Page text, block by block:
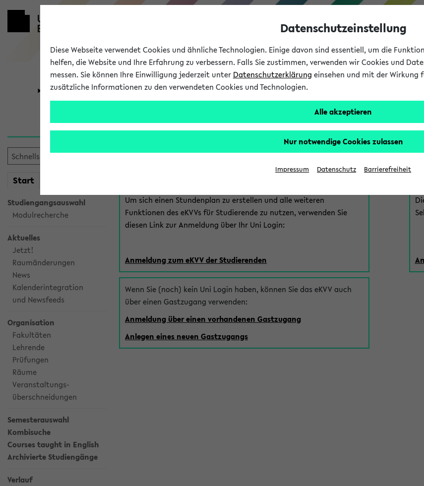
Universität Forschung Studium
Start
Studiengangsauswahl
Modulrecherche
Aktuelles
Jetzt!
Raumänderungen
News
Kalenderintegration
und Newsfeeds
Organisation
Fakultäten
Lehrende
Prüfungen
Räume
Veranstaltungs-
überschneidungen
Semesterauswahl
Kombisuche
Courses taught in English
Archivierte Studiengänge
Verlauf
Anmeldung am eKVV
Es gibt mehrere Möglichkeiten zur Anmeldung am eKVV. Bitte wählen Sie die für Sie
Um sich einen Stundenplan zu erstellen und alle weiteren
Funktionen des eKVVs für Studierende zu nutzen, verwenden Sie
diesen Link zur Anmeldung über Ihr Uni Login:
Anmeldung zum eKVV der Studierenden
Wenn Sie (noch) kein Uni Login haben, können Sie das eKVV auch
über einen Gastzugang verwenden:
Anmeldung über einen vorhandenen Gastzugang
Anlegen eines neuen Gastzugangs
Datenschutzeinstellung
Diese Webseite verwendet Cookies und ähnliche Technologien. Einige davon sind essentiell, um die
helfen, die Website und Ihre Erfahrung zu verbessern. Falls Sie zustimmen, verwenden wir Cookies und
messen. Sie können Ihre Einwilligung jederzeit unter Datenschutzerklärung einsehen und mit der Wirkung
zusätzliche Informationen zu den verwendeten Cookies und Technologien.
Alle akzeptieren
Nur notwendige Cookies zulassen
Impressum Datenschutz Barrierefreiheit